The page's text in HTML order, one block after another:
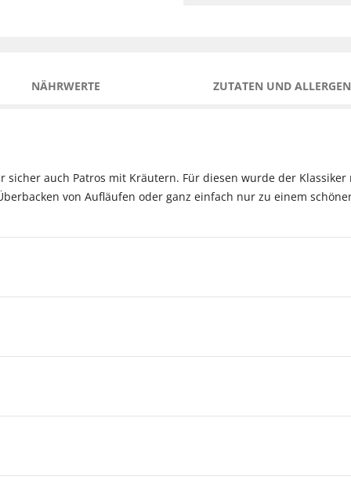
NÄHRWERTE ZUTATEN UND
sicher auch Patros mit Kräutern. Für diesen wurde der
von Aufläufen oder ganz einfach nur zu einem